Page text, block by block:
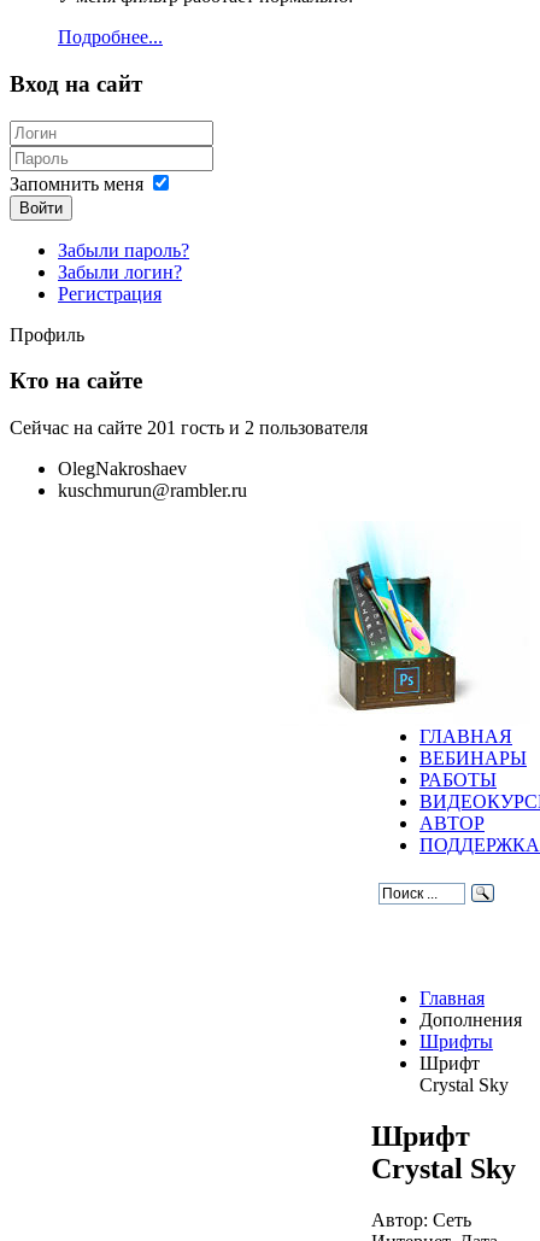
Подробнее...
Вход на сайт
Запомнить меня
Войти
Забыли пароль?
Забыли логин?
Регистрация
Профиль
Кто на сайте
Сейчас на сайте 201 гость и 2 пользователя
OlegNakroshaev
kuschmurun@rambler.ru
ГЛАВНАЯ
ВЕБИНАРЫ
РАБОТЫ
АВТОР
ПОДДЕРЖКА
Главная
Дополнения
Шрифты
Шрифт
Crystal Sky
Шрифт
Crystal Sky
Автор: Сеть